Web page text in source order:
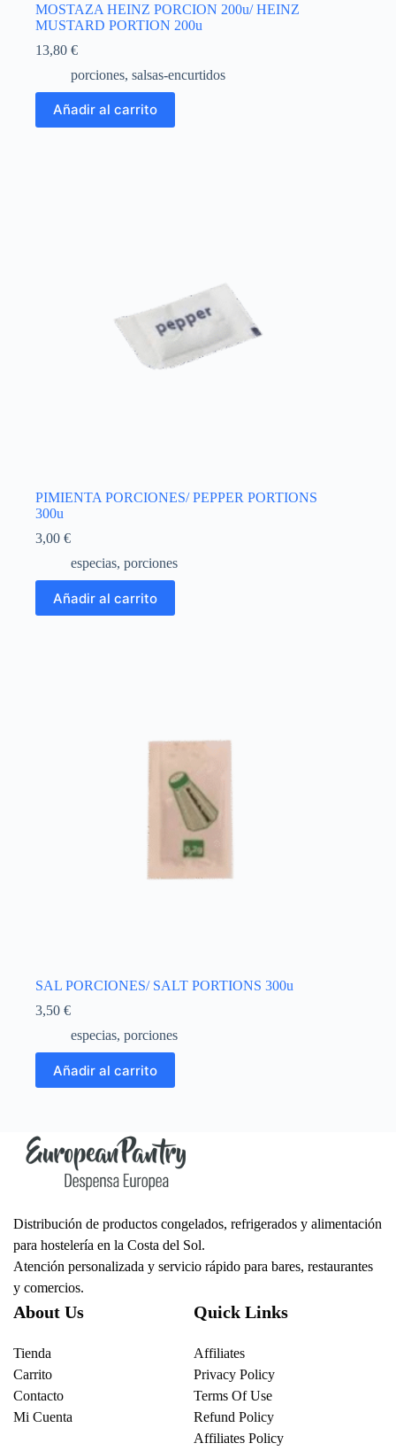
MOSTAZA HEINZ PORCION 200u/ HEINZ
MUSTARD PORTION 200u
13,80 €
porciones, salsas-encurtidos
Añadir al carrito
PIMIENTA PORCIONES/ PEPPER PORTIONS
300u
3,00 €
especias, porciones
Añadir al carrito
SAL PORCIONES/ SALT PORTIONS 300u
3,50 €
especias, porciones
Añadir al carrito
Distribución de productos congelados, refrigerados y alimentación
para hostelería en la Costa del Sol.
Atención personalizada y servicio rápido para bares, restaurantes
y comercios.
About Us
Tienda
Carrito
Contacto
Mi Cuenta
Quick Links
Affiliates
Privacy Policy
Terms Of Use
Refund Policy
Affiliates Policy